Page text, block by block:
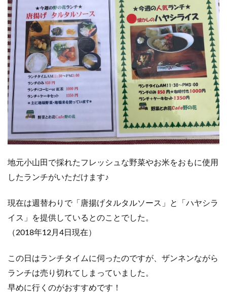
地元小山田で採れたフレッシュな野菜やお米をおもに使用
したランチがいただけます♪
現在は週替わりで「唐揚げタルタルソース」と「ハヤシラ
イス」を提供しているとのことでした。
（2018年12月4日現在）
この日はランチタイムに伺ったのですが、ザンネンながら
ランチは売り切れてしまっていました。
早めに行くのがおすすめです！